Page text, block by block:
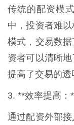
传统的配资模
中，投资者难
模式，交易数
资者可以清晰
提高了交易的透
3. **效率提高：
通过配资外部